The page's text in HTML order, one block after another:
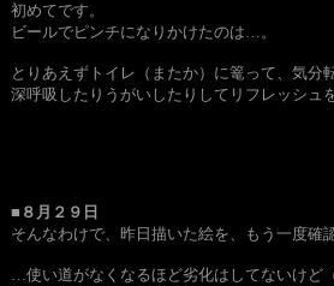
初めてです。
ビールでピンチになりかけたのは…。
とりあえずトイレ（またか）に篭って、気分
深呼吸したりうがいしたりしてリフレッシュ
■８月２９日
そんなわけで、昨日描いた絵を、もう一度確
…使い道がなくなるほど劣化はしてないけど